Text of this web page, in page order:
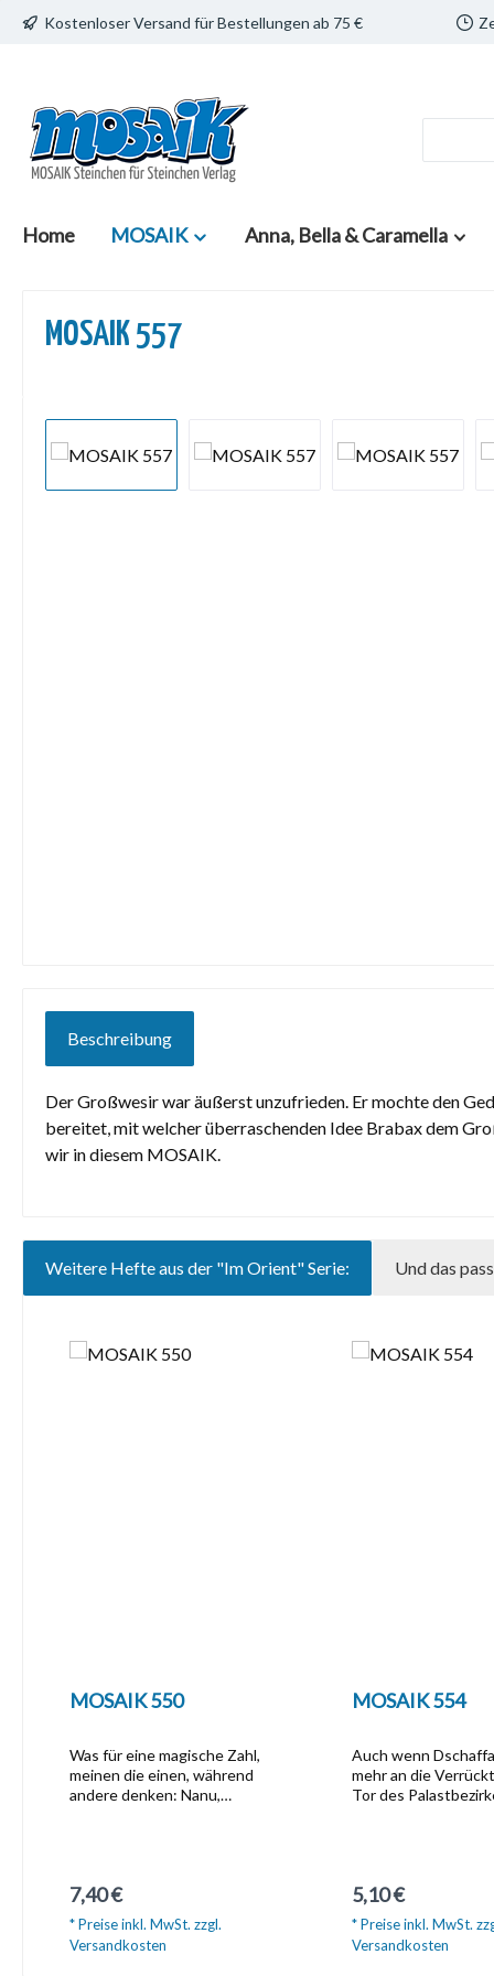
Hauptinhalt springen
Zur Suche springen
Zur Hauptnavigation springen
Kostenloser Versand für Bestellungen ab 75 €
Home MOSAIK Anna, Bella & Caramella
MOSAIK 557
Beschreibung
Der Großwesir war äußerst unzufrieden. Er mochte den
bereitet, mit welcher überraschenden Idee Brabax dem
wir in diesem MOSAIK.
Weitere Hefte aus der "Im Orient" Serie: Und das
MOSAIK 550
Was für eine magische Zahl,
meinen die einen, während
andere denken: Nanu,
Seit 550 Monaten erscheint
Abenteuer mit den
Abrafaxen!Und ein
Regulärer Preis:
7,40 €
* Preise inkl. MwSt. zzgl.
Versandkosten
MOSAIK 554
Auch wenn
mehr an die
Tor des
Rolle. Wer den
entscheidet, warum
Quecksilber-Ali ins
Regulärer Preis:
5,10 €
* Preise inkl. MwSt.
Versandkosten